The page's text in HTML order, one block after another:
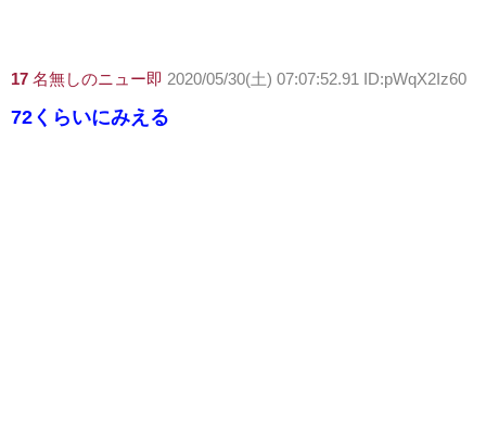
17 名無しのニュー即 2020/05/30(土) 07:07:52.91 ID:pWqX2Iz60
72くらいにみえる